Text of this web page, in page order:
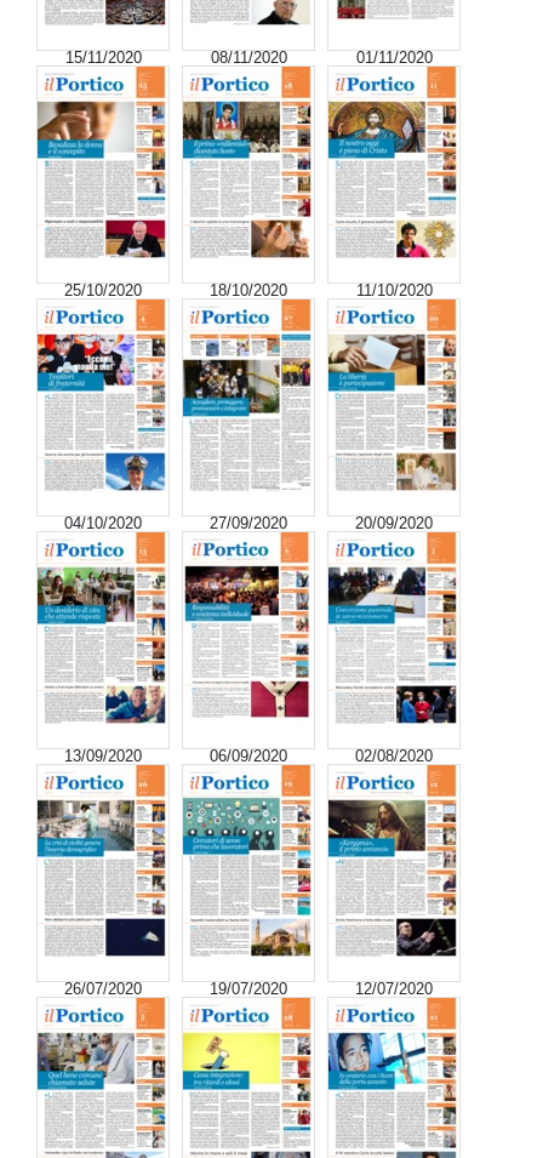
15/11/2020 08/11/2020 01/11/2020
25/10/2020 18/10/2020 11/10/2020
04/10/2020 27/09/2020 20/09/2020
13/09/2020 06/09/2020 02/08/2020
26/07/2020 19/07/2020 12/07/2020